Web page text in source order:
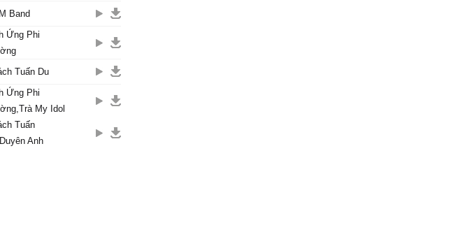
Band
Ứng Phi
Tuấn Du
Ứng Phi
My Idol
Tuấn
Anh